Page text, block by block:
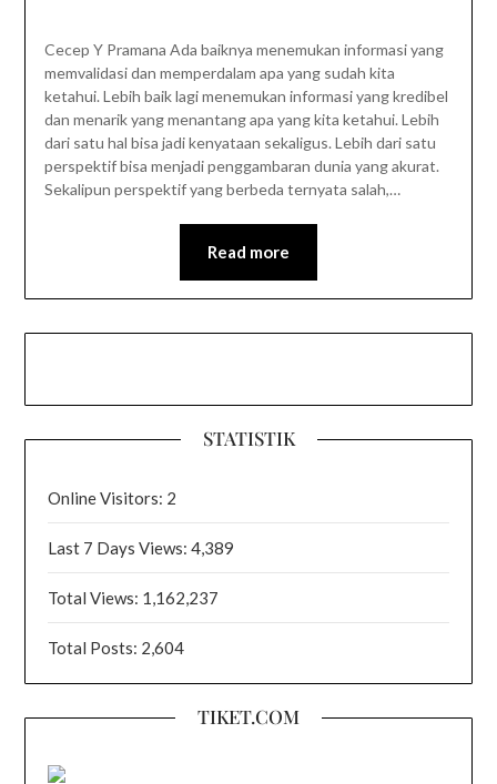
Cecep Y Pramana Ada baiknya menemukan informasi yang
memvalidasi dan memperdalam apa yang sudah kita
ketahui. Lebih baik lagi menemukan informasi yang kredibel
dan menarik yang menantang apa yang kita ketahui. Lebih
dari satu hal bisa jadi kenyataan sekaligus. Lebih dari satu
perspektif bisa menjadi penggambaran dunia yang akurat.
Sekalipun perspektif yang berbeda ternyata salah,…
Read more
STATISTIK
Online Visitors: 2
Last 7 Days Views:4,389
Total Views: 1,162,237
Total Posts: 2,604
TIKET.COM